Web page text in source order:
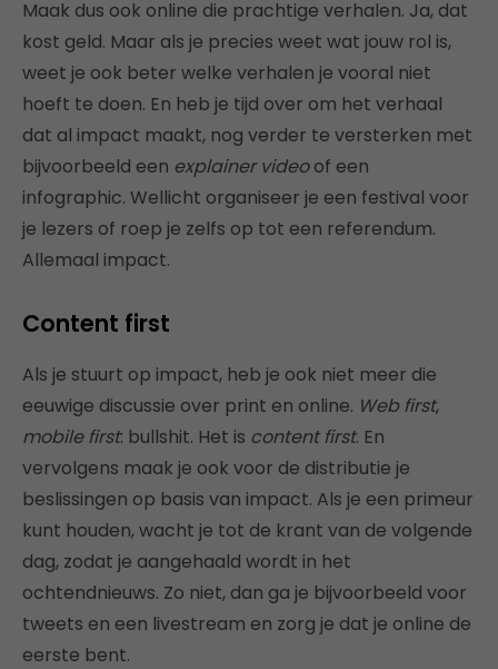
Maak dus ook online die prachtige verhalen. Ja, dat
kost geld. Maar als je precies weet wat jouw rol is,
weet je ook beter welke verhalen je vooral niet
hoeft te doen. En heb je tijd over om het verhaal
dat al impact maakt, nog verder te versterken met
bijvoorbeeld een explainer videoof een
infographic. Wellicht organiseer je een festival voor
je lezers of roep je zelfs op tot een referendum.
Allemaal impact.
Content first
Als je stuurt op impact, heb je ook niet meer die
eeuwige discussie over print en online. Web first,
mobile first: bullshit. Het is content first. En
vervolgens maak je ook voor de distributie je
beslissingen op basis van impact. Als je een primeur
kunt houden, wacht je tot de krant van de volgende
dag, zodat je aangehaald wordt in het
ochtendnieuws. Zo niet, dan ga je bijvoorbeeld voor
tweets en een livestream en zorg je dat je online de
eerste bent.